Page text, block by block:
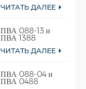
ЧИТАТЬ ДАЛЕЕ
ПВА 088-13 и
ПВА 1388
ЧИТАТЬ ДАЛЕЕ
ПВА 088-04 и
ПВА 0488